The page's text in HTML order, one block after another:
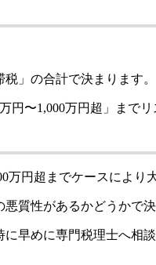
」の合計で決まります。
〜1,000万円超」までリ
円超までケースにより
質性があるかどうかで決
早めに専門税理士へ相談